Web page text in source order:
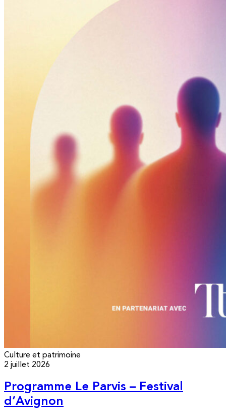
Culture et patrimoine
2 juillet 2026
Programme Le Parvis – Festival
d’Avignon